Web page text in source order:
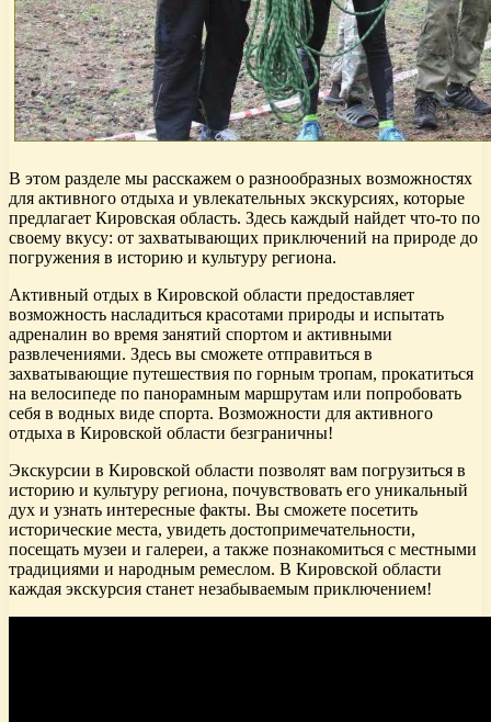
В этом разделе мы расскажем о разнообразных возможностях
для активного отдыха и увлекательных экскурсиях, которые
предлагает Кировская область. Здесь каждый найдет что-то по
своему вкусу: от захватывающих приключений на природе до
погружения в историю и культуру региона.
Активный отдых в Кировской области предоставляет
возможность насладиться красотами природы и испытать
адреналин во время занятий спортом и активными
развлечениями. Здесь вы сможете отправиться в
захватывающие путешествия по горным тропам, прокатиться
на велосипеде по панорамным маршрутам или попробовать
себя в водных виде спорта. Возможности для активного
отдыха в Кировской области безграничны!
Экскурсии в Кировской области позволят вам погрузиться в
историю и культуру региона, почувствовать его уникальный
дух и узнать интересные факты. Вы сможете посетить
исторические места, увидеть достопримечательности,
посещать музеи и галереи, а также познакомиться с местными
традициями и народным ремеслом. В Кировской области
каждая экскурсия станет незабываемым приключением!